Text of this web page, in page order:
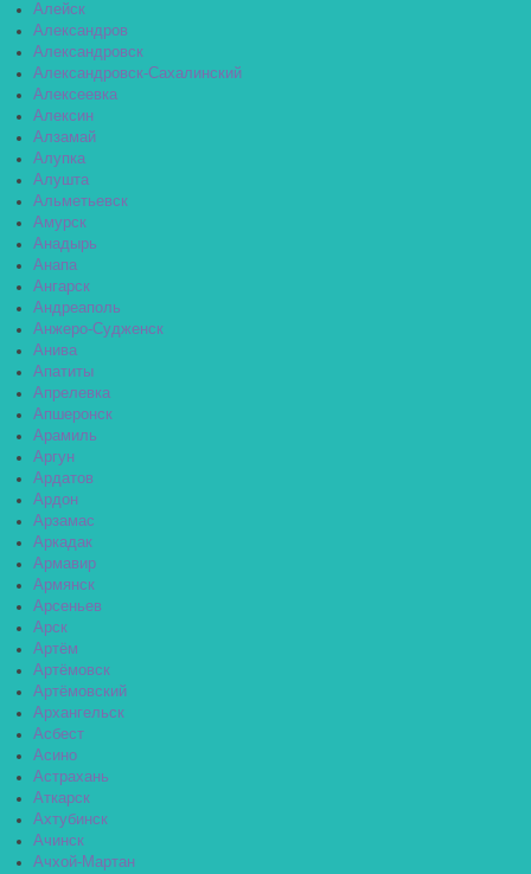
Алейск
Александров
Александровск
Александровск-Сахалинский
Алексеевка
Алексин
Алзамай
Алупка
Алушта
Альметьевск
Амурск
Анадырь
Анапа
Ангарск
Андреаполь
Анжеро-Судженск
Анива
Апатиты
Апрелевка
Апшеронск
Арамиль
Аргун
Ардатов
Ардон
Арзамас
Аркадак
Армавир
Армянск
Арсеньев
Арск
Артём
Артёмовск
Артёмовский
Архангельск
Асбест
Асино
Астрахань
Аткарск
Ахтубинск
Ачинск
Ачхой-Мартан